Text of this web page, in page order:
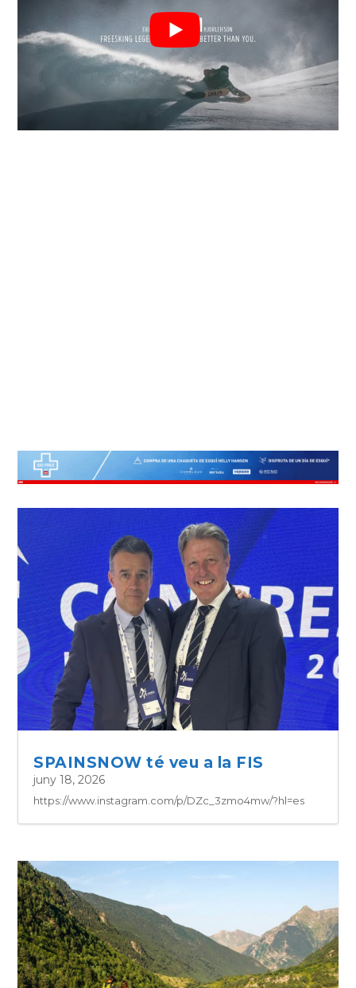
SPAINSNOW té veu a la FIS
juny 18, 2026
https://www.instagram.com/p/DZc_3zmo4mw/?hl=es